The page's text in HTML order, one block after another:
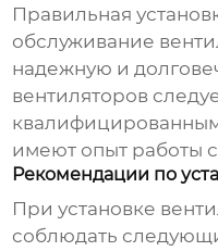
Правильная
обслуживание
надежную и
вентиляторов
имеют опыт работы
Рекомендации по
При установке
соблюдать